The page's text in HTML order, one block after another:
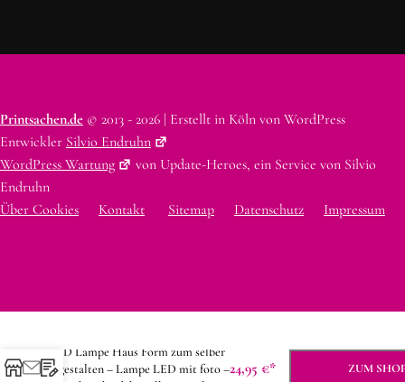
Printsachen.de © 2013 - 2026 | Erstellt in Köln von WordPress
Entwickler Silvio Endruhn
WordPress Wartung
von Update-Heroes, ein Service von Silvio
Endruhn
Über Cookies
Kontakt Sitemap Datenschutz Impressum
3D Lampe Haus Form zum selber
gestalten – Lampe LED mit foto –24,95 € ZUM